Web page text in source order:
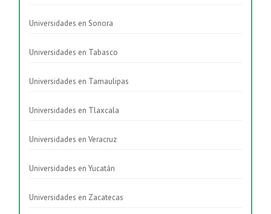
Universidades en Sonora
Universidades en Tabasco
Universidades en Tamaulipas
Universidades en Tlaxcala
Universidades en Veracruz
Universidades en Yucatán
Universidades en Zacatecas